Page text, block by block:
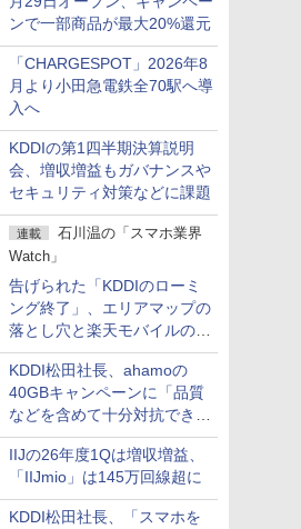
ンで一部商品が最大20%還元
「CHARGESPOT」2026年8
月より小田急電鉄全70駅へ導
入へ
KDDIの第1四半期決算説明
会、増収増益もガバナンスや
セキュリティ対策などに課題
連載
石川温の「スマホ業界
Watch」
告げられた「KDDIのローミ
ング終了」、エリアマップの
落とし穴と楽天モバイルの課
題
KDDI松田社長、ahamoの
40GBキャンペーンに「品質
などを含めて十分対抗でき
る」
IIJの26年度1Qは増収増益、
「IIJmio」は145万回線超に
KDDI松田社長、「スマホを